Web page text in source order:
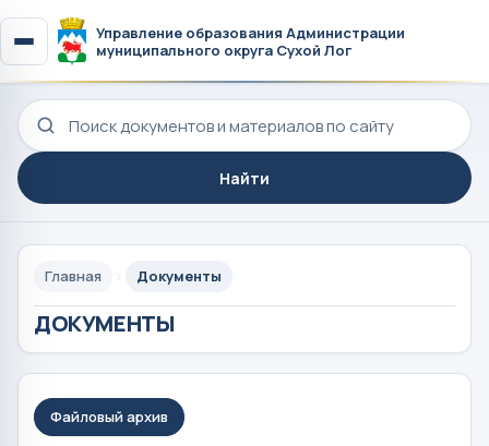
Управление образования Администрации
муниципального округа Сухой Лог
Поиск по сайту
Найти
Главная Документы
ДОКУМЕНТЫ
Файловый архив